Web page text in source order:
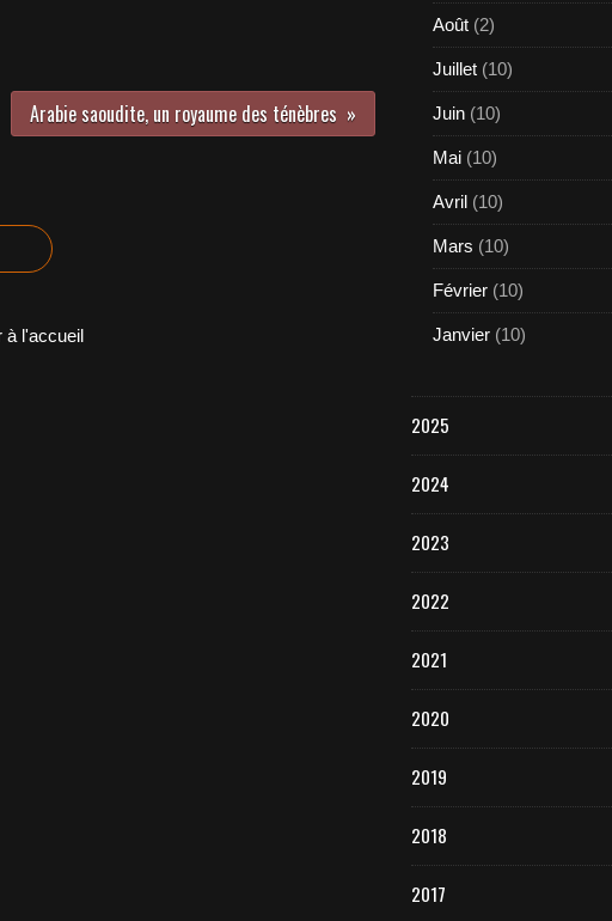
Arabie saoudite, un royaume des ténèbres
à l'accueil
Août (2)
Juillet (10)
Juin (10)
Mai (10)
Avril (10)
Mars (10)
Février (10)
Janvier (10)
2025
2024
2023
2022
2021
2020
2019
2018
2017